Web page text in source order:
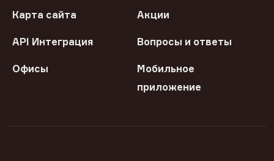
Карта сайта Акции
API Интеграция Вопросы и ответы
Офисы
Мобильное
приложение